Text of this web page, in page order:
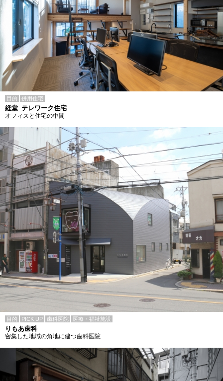
目的 併用住宅
経堂_テレワーク住宅
オフィスと住宅の中間
目的 PICK UP 歯科医院 医療・福祉施設
りもあ歯科
密集した地域の角地に建つ歯科医院